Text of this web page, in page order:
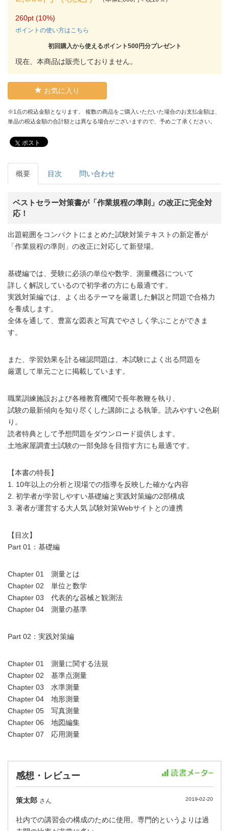
260pt (10%)
ポイントの使い方はこちら
初回購入から使えるポイント500円分プレゼント
現在、本商品は販売しておりません。
お気に入り
※1点の税込金額となります。 複数の商品をご購入いただいた場合のお支払金額は、
単品の税込金額の合計額とは異なる場合がございますので、予めご了承ください。
ポスト
概要 目次 問い合わせ
ベストセラー対策書が「作業規程の準則」の改正に完全対
応！
出題範囲をコンパクトにまとめた試験対策テキストの新定番が
「作業規程の準則」の改正に対応して新登場。
基礎編では、受験に必須の単位や数学、測量機器について
詳しく解説しているので初学者の方にも最適です。
実践対策編では、よく出るテーマを厳選した解説と問題で合格力
を養成します。
全体を通して、豊富な図表と写真でやさしく学ぶことができま
す。
また、学習効果を計る確認問題は、本試験によく出る問題を
厳選して単元ごとに掲載しています。
職業訓練施設および各種教育機関で長年教鞭を執り、
試験の最新傾向を知り尽くした講師による執筆。読みやすい2色刷
り。
読者特典として予想問題をダウンロード提供します。
土地家屋調査士試験の一部免除を目指す方にも最適です。
【本書の特長】
1. 10年以上の分析と現場での指導を反映した確かな内容
2. 初学者が学習しやすい基礎編と実践対策編の2部構成
3. 著者が運営する大人気 試験対策Webサイトとの連携
【目次】
Part 01：基礎編
Chapter 01 測量とは
Chapter 02 単位と数学
Chapter 03 代表的な器械と観測法
Chapter 04 測量の基準
Part 02：実践対策編
Chapter 01 測量に関する法規
Chapter 02 基準点測量
Chapter 03 水準測量
Chapter 04 地形測量
Chapter 05 写真測量
Chapter 06 地図編集
Chapter 07 応用測量
感想・レビュー
策太郎 さん 2019-02-20
社内での講習会の構成のために使用。専門的というよりは過